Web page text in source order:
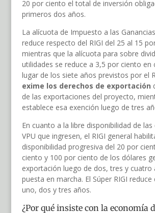
20 por ciento el total de inversión
primeros dos años.
La alícuota de Impuesto a las
reduce respecto del RIGI del 25 al 15
mientras que la alícuota para sobre
utilidades se reduce a 3,5 por ciento en
lugar de los siete años previstos por el
exime los derechos de exportación
de las exportaciones del proyecto,
establece esa exención luego de tres
En cuanto a la libre disponibilidad de
VPU que ingresen, el RIGI general
disponibilidad progresiva del 20 por
ciento y 100 por ciento de los dólares
exportación luego de dos, tres y cuatro
puesta en marcha. El Súper RIGI
uno, dos y tres años.
¿Por qué insiste con la economía